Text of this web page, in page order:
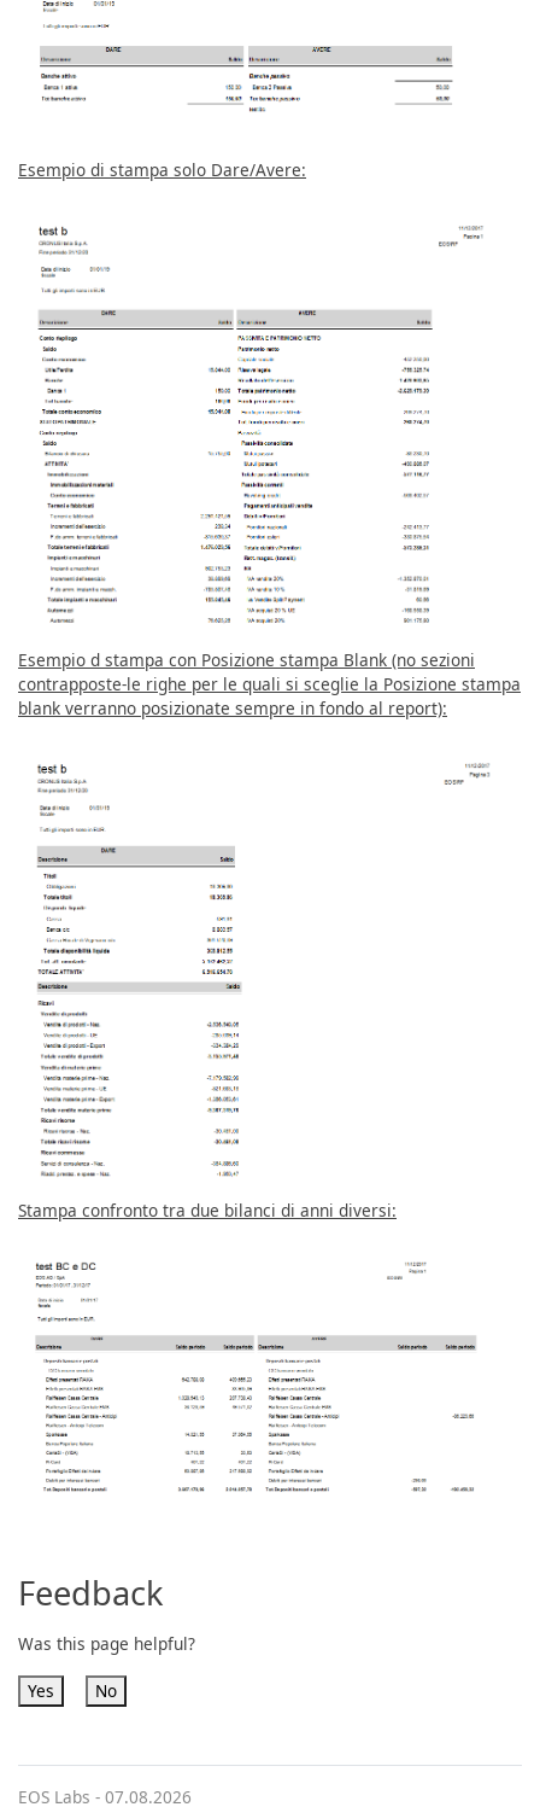
Esempio di stampa solo Dare/Avere:
Esempio d stampa con Posizione stampa Blank (no sezioni
contrapposte-le righe per le quali si sceglie la Posizione stampa
blank verranno posizionate sempre in fondo al report):
Stampa confronto tra due bilanci di anni diversi:
Feedback
Was this page helpful?
Yes No
EOS Labs - 07.08.2026